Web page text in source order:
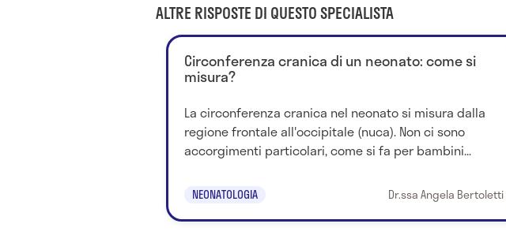
ALTRE RISPOSTE DI QUESTO SPECIALISTA
Circonferenza cranica di un neonato: come si
misura?
La circonferenza cranica nel neonato si misura dalla
regione frontale all'occipitale (nuca). Non ci sono
accorgimenti particolari, come si fa per bambini...
NEONATOLOGIA Dr.ssa Angela Bertoletti